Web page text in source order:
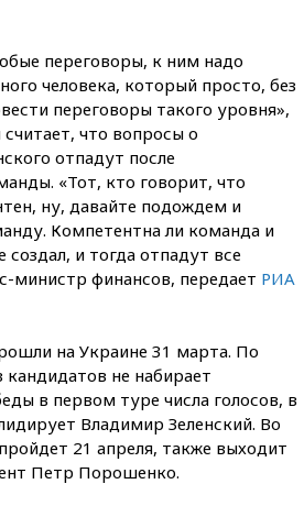
переговоры, к ним надо
человека, который просто, без
переговоры такого уровня»,
что вопросы о
отпадут после
«Тот, кто говорит, что
ну, давайте подождем и
Компетентна ли команда и
и тогда отпадут все
министр финансов, передает РИА
на Украине 31 марта. По
не набирает
в первом туре числа голосов, в
Владимир Зеленский. Во
21 апреля, также выходит
Петр Порошенко.